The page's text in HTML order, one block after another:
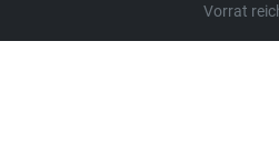
Vorrat